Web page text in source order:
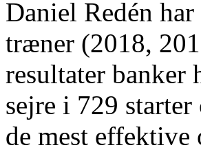
Daniel Redén
træner (2018,
resultater banker
sejre i 729
de mest